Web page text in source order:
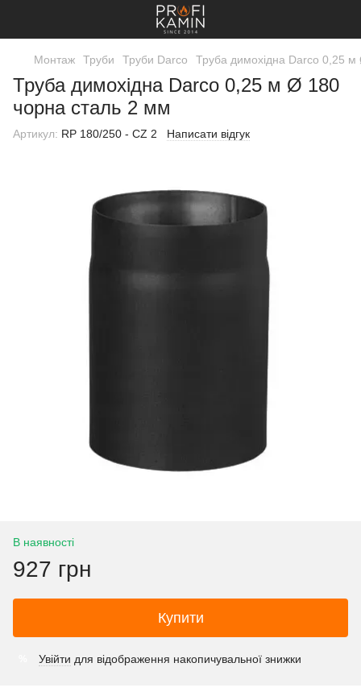
Монтаж Труби Труби Darco Труба димохідна Darco 0,25
Труба димохідна Darco 0,25 м Ø 180
чорна сталь 2 мм
Артикул: RP 180/250 - CZ 2 Написати відгук
В наявності
927 грн
Купити
Увійти для відображення накопичувальної знижки